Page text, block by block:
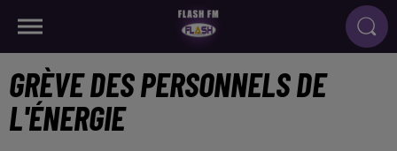
GRÈVE DES PERSONNELS DE
L'ÉNERGIE